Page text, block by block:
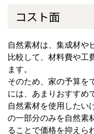
コスト面
自然素材は、集成材や
比較して、材料費や工
ます。
そのため、家の予算を
には、あまりおすすめ
自然素材を使用したい
の一部分のみを自然素
ることで価格を抑えら